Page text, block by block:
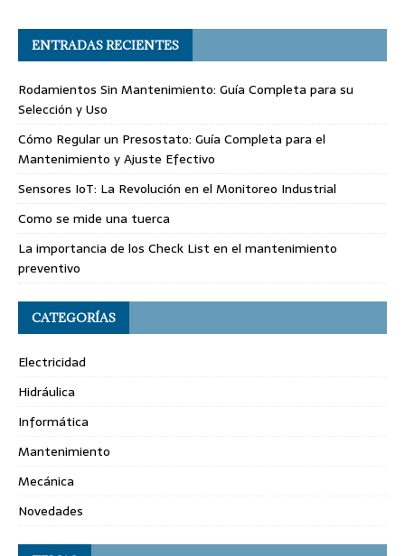
ENTRADAS RECIENTES
Rodamientos Sin Mantenimiento: Guía Completa para su
Selección y Uso
Cómo Regular un Presostato: Guía Completa para el
Mantenimiento y Ajuste Efectivo
Sensores IoT: La Revolución en el Monitoreo Industrial
Como se mide una tuerca
La importancia de los Check List en el mantenimiento
preventivo
CATEGORÍAS
Electricidad
Hidráulica
Informática
Mantenimiento
Mecánica
Novedades